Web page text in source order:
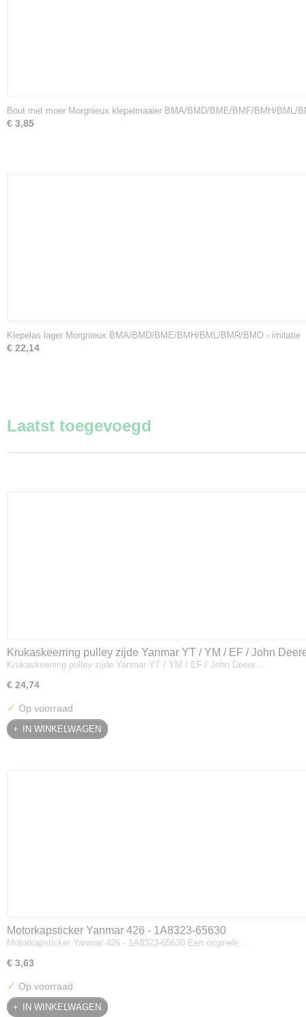
Bout met moer Morgnieux klepelmaaier BMA/BMD/BME/BMF/BMH/BML/
€ 3,85
Klepelas lager Morgnieux BMA/BMD/BME/BMH/BML/BMR/BMO - imitatie
€ 22,14
Laatst toegevoegd
Krukaskeerring pulley zijde Yanmar YT / YM / EF / John
01800
Krukaskeerring pulley zijde Yanmar YT / YM / EF / John Deere…
€ 24,74
✓ Op voorraad
IN WINKELWAGEN
Motorkapsticker Yanmar 426 - 1A8323-65630
Motorkapsticker Yanmar 426 - 1A8323-65630 Een originele…
€ 3,63
✓ Op voorraad
IN WINKELWAGEN